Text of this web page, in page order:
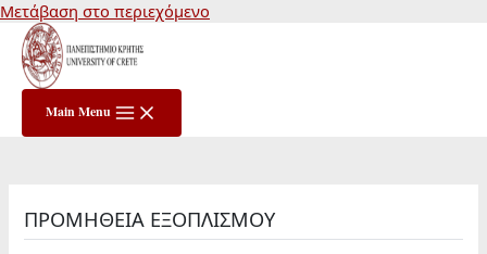
Μετάβαση στο περιεχόμενο
Main Menu
ΠΡΟΜΗΘΕΙΑ ΕΞΟΠΛΙΣΜΟΥ